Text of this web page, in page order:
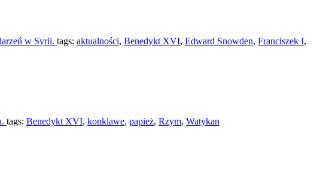
w Syrii. tags: aktualności, Benedykt XVI, Edward Snowden, Franciszek I,
tags: Benedykt XVI, konklawe, papież, Rzym, Watykan